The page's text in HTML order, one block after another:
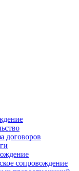
договоров
сопровождение